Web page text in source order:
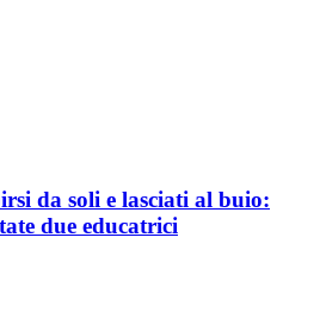
da soli e lasciati al buio:
due educatrici